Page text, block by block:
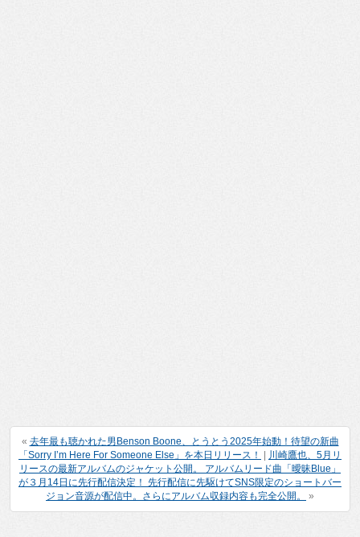
« 去年最も聴かれた男Benson Boone、とうとう2025年始動！待望の新曲
「Sorry I’m Here For Someone Else」を本日リリース！
| 川崎鷹也、5月リ
リースの最新アルバムのジャケット公開。 アルバムリード曲「曖昧Blue」
が３月14日に先行配信決定！ 先行配信に先駆けてSNS限定のショートバー
ジョン音源が配信中。さらにアルバム収録内容も完全公開。
»